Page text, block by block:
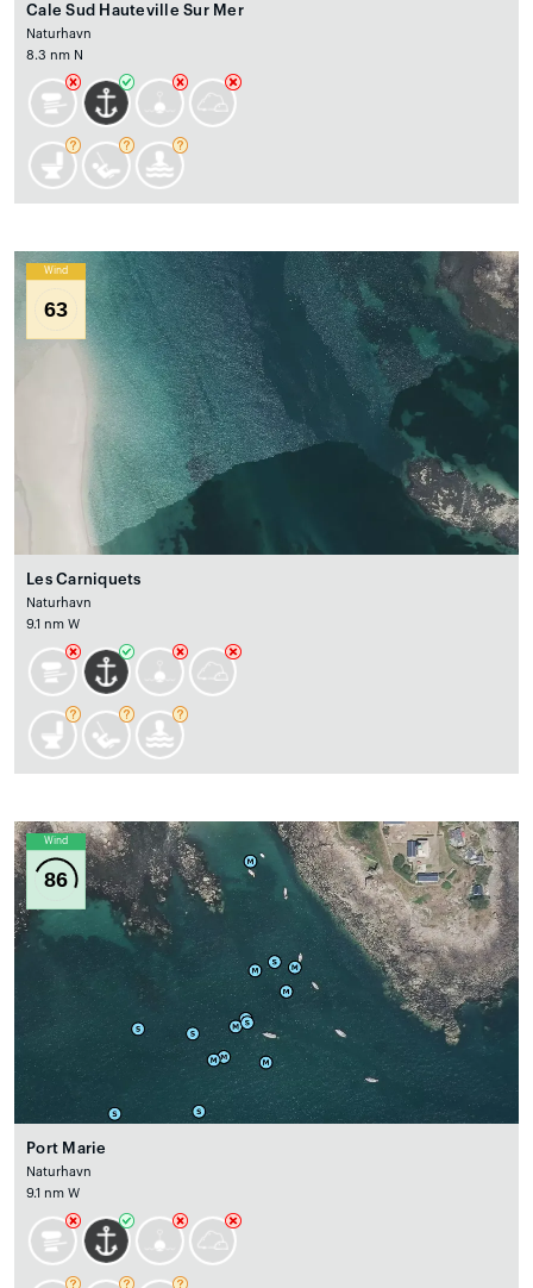
Cale Sud Hauteville Sur Mer
Naturhavn
8.3 nm N
Wind
63
Les Carniquets
Naturhavn
9.1 nm W
Wind
86
Port Marie
Naturhavn
9.1 nm W